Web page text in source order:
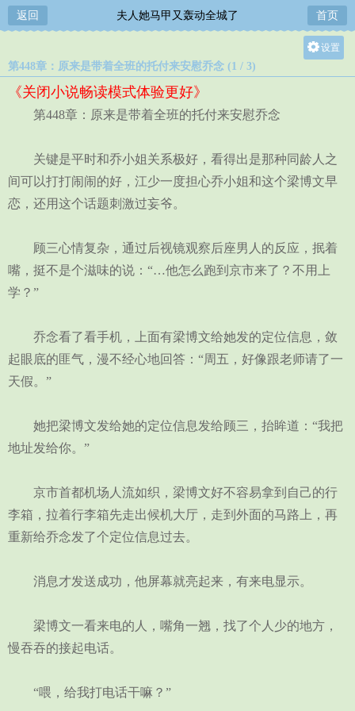
返回 夫人她马甲又轰动全城了 首页
设置
第448章：原来是带着全班的托付来安慰乔念 (1 / 3)
《关闭小说畅读模式体验更好》
第448章：原来是带着全班的托付来安慰乔念
关键是平时和乔小姐关系极好，看得出是那种同龄人之
间可以打打闹闹的好，江少一度担心乔小姐和这个梁博文早
恋，还用这个话题刺激过妄爷。
顾三心情复杂，通过后视镜观察后座男人的反应，抿着
嘴，挺不是个滋味的说：“…他怎么跑到京市来了？不用上
学？”
乔念看了看手机，上面有梁博文给她发的定位信息，敛
起眼底的匪气，漫不经心地回答：“周五，好像跟老师请了一
天假。”
她把梁博文发给她的定位信息发给顾三，抬眸道：“我把
地址发给你。”
京市首都机场人流如织，梁博文好不容易拿到自己的行
李箱，拉着行李箱先走出候机大厅，走到外面的马路上，再
重新给乔念发了个定位信息过去。
消息才发送成功，他屏幕就亮起来，有来电显示。
梁博文一看来电的人，嘴角一翘，找了个人少的地方，
慢吞吞的接起电话。
“喂，给我打电话干嘛？”